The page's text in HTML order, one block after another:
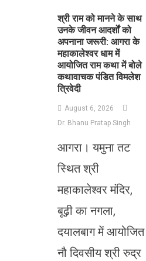
​श्री राम को मानने के साथ
उनके जीवन आदर्शों को
अपनाना जरूरी: आगरा के
महाकालेश्वर धाम में
आयोजित राम कथा में बोले
कथावाचक पंडित विमलेश
त्रिवेदी
August 6, 2026
Dr. Bhanu Pratap Singh
आगरा। यमुना तट
स्थित श्री
महाकालेश्वर मंदिर,
बूढ़ी का नगला,
दयालबाग में आयोजित
नौ दिवसीय श्री रुद्र